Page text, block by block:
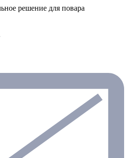
решение для повара